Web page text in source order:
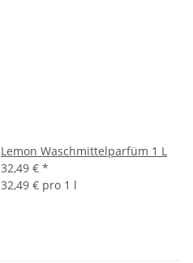
Lemon Waschmittelparfüm 1 L
32,49 € *
32,49 € pro 1 l